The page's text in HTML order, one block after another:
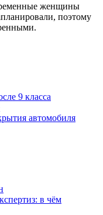
женщины
поэтому
9 класса
автомобиля
в чём